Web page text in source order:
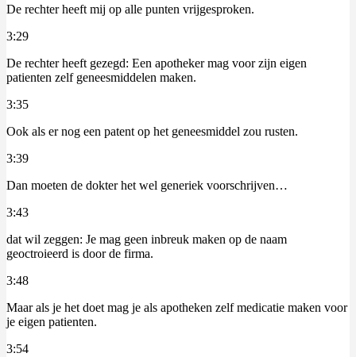
De rechter heeft mij op alle punten vrijgesproken.
3:29
De rechter heeft gezegd: Een apotheker mag voor zijn eigen
patienten zelf geneesmiddelen maken.
3:35
Ook als er nog een patent op het geneesmiddel zou rusten.
3:39
Dan moeten de dokter het wel generiek voorschrijven…
3:43
dat wil zeggen: Je mag geen inbreuk maken op de naam
geoctroieerd is door de firma.
3:48
Maar als je het doet mag je als apotheken zelf medicatie maken voor
je eigen patienten.
3:54